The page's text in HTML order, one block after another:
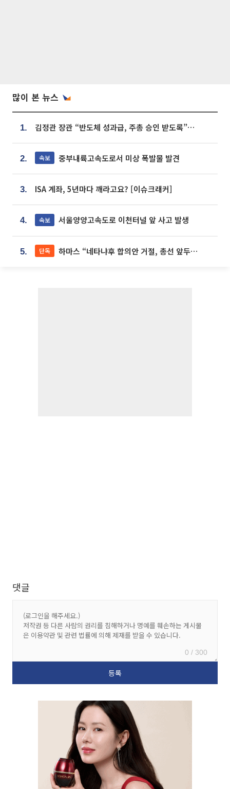
많이 본 뉴스
1. 김정관 장관 “반도체 성과급, 주총 승인 받도록”…상법·자본시장법 개정 시사
2. 속보 중부내륙고속도로서 미상 폭발물 발견
3. ISA 계좌, 5년마다 깨라고요? [이슈크래커]
4. 속보 서울양양고속도로 이천터널 앞 사고 발생
5. 단독 하마스 “네타냐후 합의안 거절, 총선 앞두고 시간 끌기”
댓글
0 / 300